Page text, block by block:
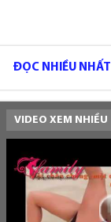
ĐỌC NHIỀU NHẤT
VIDEO XEM NHIỀU